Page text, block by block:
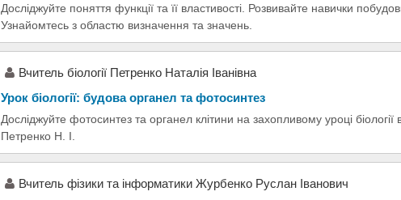
Досліджуйте поняття функції та її властивості. Розвивайте навички
Узнайомтесь з областю визначення та значень.
Вчитель біології Петренко Наталія Іванівна
Урок біології: будова органел та фотосинтез
Досліджуйте фотосинтез та органел клітини на захопливому уроці
Петренко Н. І.
Вчитель фізики та інформатики Журбенко Руслан Іванович